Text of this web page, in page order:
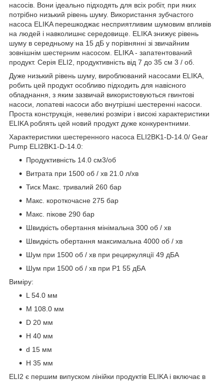
насосів. Вони ідеально підходять для всіх робіт, при яких
потрібно низький рівень шуму. Використання зубчастого
насоса ELIKA перешкоджає несприятливим шумовим впливів
на людей і навколишнє середовище. ELIKA знижує рівень
шуму в середньому на 15 дБ у порівнянні зі звичайним
зовнішнім шестерним насосом. ELIKA - запатентований
продукт. Серія ELI2, продуктивність від 7 до 35 см 3 / об.
Дуже низький рівень шуму, вироблюваний насосами ELIKA,
робить цей продукт особливо підходить для навісного
обладнання, з яким зазвичай використовуються гвинтові
насоси, лопатеві насоси або внутрішні шестеренні насоси.
Проста конструкція, невеликі розміри і високі характеристики
ELIKA роблять цей новий продукт дуже конкурентними.
Характеристики шестеренного насоса ELI2BK1-D-14.0/ Gear
Pump ELI2BK1-D-14.0:
Продуктивність 14.0 см3/об
Витрата при 1500 об / хв 21.0 л/хв
Тиск Макс. тривалий 260 бар
Макс. короткочасне 275 бар
Макс. пікове 290 бар
Швидкість обертання мінімальна 300 об / хв
Швидкість обертання максимальна 4000 об / хв
Шум при 1500 об / хв при рециркуляції 49 дБА
Шум при 1500 об / хв при P1 55 дБА
Виміру:
L 54.0 мм
M 108.0 мм
D 20 мм
H 40 мм
d 15 мм
H 35 мм
ELI2 є першим випуском лінійки продуктів ELIKA і включає в